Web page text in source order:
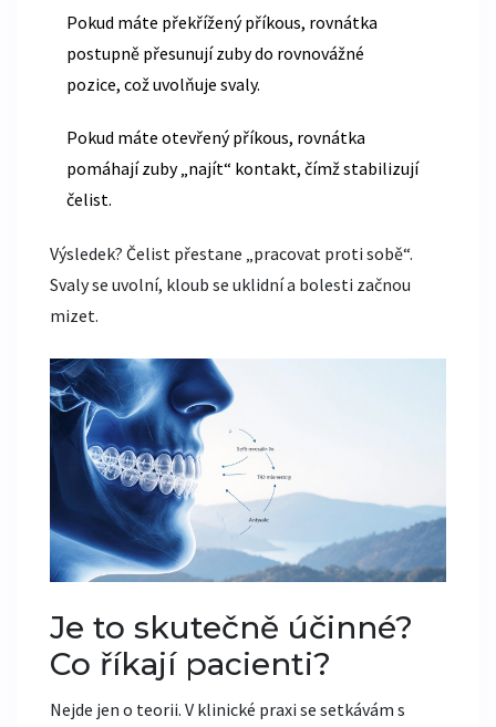
Pokud máte překřížený příkous, rovnátka
postupně přesunují zuby do rovnovážné
pozice, což uvolňuje svaly.
Pokud máte otevřený příkous, rovnátka
pomáhají zuby „najít“ kontakt, čímž stabilizují
čelist.
Výsledek? Čelist přestane „pracovat proti sobě“.
Svaly se uvolní, kloub se uklidní a bolesti začnou
mizet.
Je to skutečně účinné?
Co říkají pacienti?
Nejde jen o teorii. V klinické praxi se setkávám s